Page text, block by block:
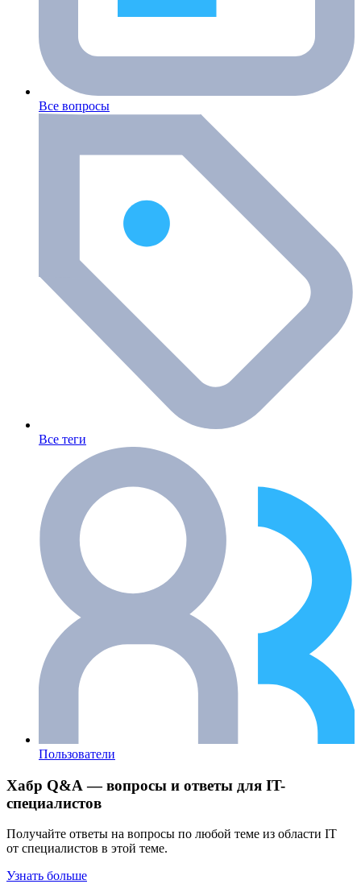
Все вопросы
Все теги
Пользователи
Хабр Q&A — вопросы и ответы для IT-
специалистов
Получайте ответы на вопросы по любой теме из области IT
от специалистов в этой теме.
Узнать больше